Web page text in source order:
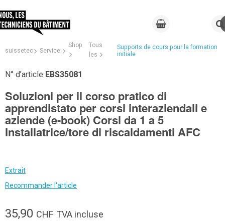
suissetec Service
Shop
Tous
les
Supports de cours pour la formation
initiale
N° d’article EBS35081
Soluzioni per il corso pratico di
apprendistato per corsi interaziendali e
aziende (e-book) Corsi da 1 a 5
Installatrice/tore di riscaldamenti AFC
Extrait
Recommander l'article
35,90 CHF TVA incluse